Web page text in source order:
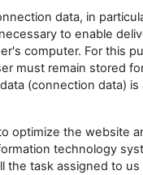
data, in
to enable
computer. For this
must remain stored
(connection data) is
optimize the website
technology
the task assigned to